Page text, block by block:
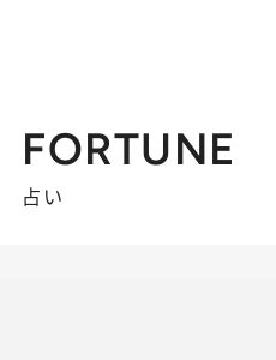
FORTUNE
占い